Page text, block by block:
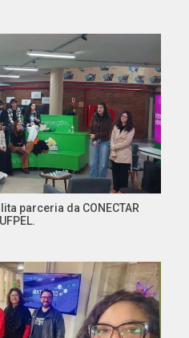
parceria da CONECTAR